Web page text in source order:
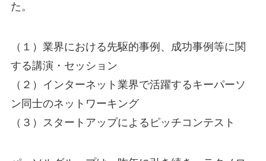
た。
（１）業界における先駆的事例、成功事例等に関
する講演・セッション
（２）インターネット業界で活躍するキーパーソ
ン同士のネットワーキング
（３）スタートアップによるピッチコンテスト